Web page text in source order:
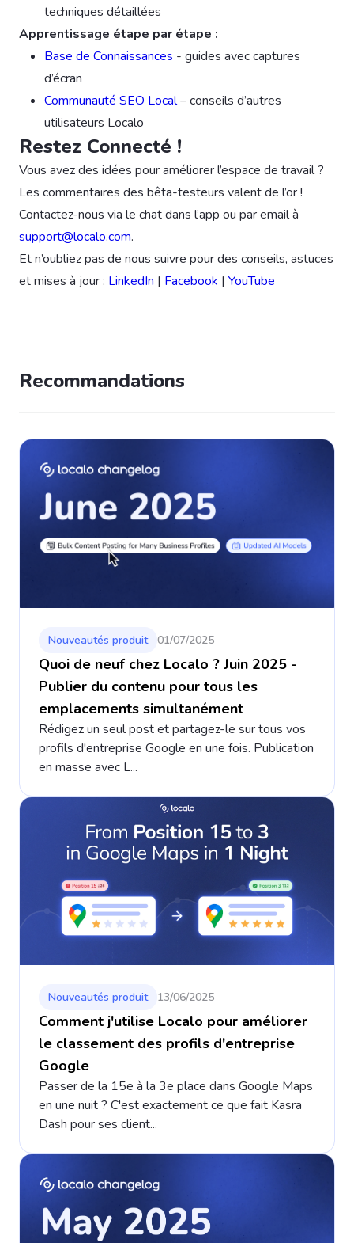
techniques détaillées
Apprentissage étape par étape :
Base de Connaissances - guides avec captures
d’écran
Communauté SEO Local– conseils d’autres
utilisateurs Localo
Restez Connecté !
Vous avez des idées pour améliorer l’espace de travail ?
Les commentaires des bêta-testeurs valent de l’or !
Contactez-nous via le chat dans l’app ou par email à
support@localo.com.
Et n’oubliez pas de nous suivre pour des conseils, astuces
et mises à jour : LinkedIn | Facebook | YouTube
Recommandations
Nouveautés produit 01/07/2025
Quoi de neuf chez Localo ? Juin 2025 -
Publier du contenu pour tous les
emplacements simultanément
Rédigez un seul post et partagez-le sur tous vos
profils d'entreprise Google en une fois. Publication
en masse avec L...
Nouveautés produit 13/06/2025
Comment j'utilise Localo pour améliorer
le classement des profils d'entreprise
Google
Passer de la 15e à la 3e place dans Google Maps
en une nuit ? C'est exactement ce que fait Kasra
Dash pour ses client...